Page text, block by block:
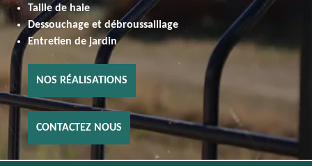
Taille de haie
Dessouchage et débroussaillage
Entretien de jardin
NOS RÉALISATIONS
CONTACTEZ NOUS